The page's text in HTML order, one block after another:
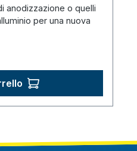
anodizzazione o quelli
per una nuova